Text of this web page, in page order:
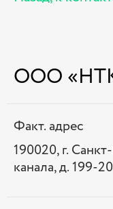
ООО
Факт. адрес
190020, г.
канала, д. 199-